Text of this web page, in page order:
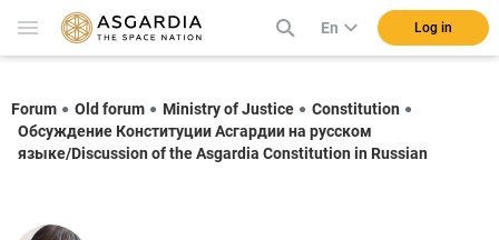
En Log in
Forum Old forum Ministry of Justice
Constitution
Обсуждение Конституции Асгардии на русском
языке/Discussion of the Asgardia Constitution in Russian